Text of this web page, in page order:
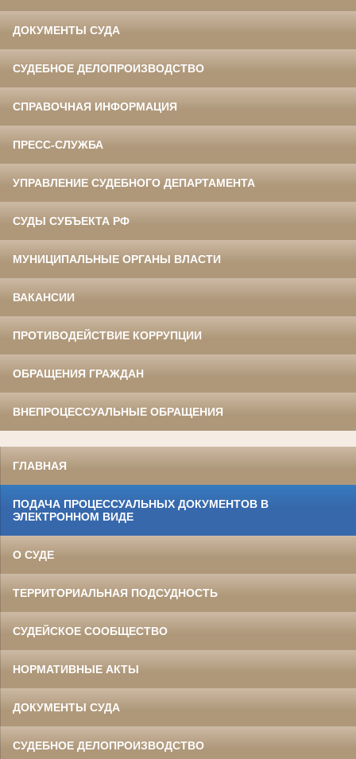
ДОКУМЕНТЫ СУДА
СУДЕБНОЕ ДЕЛОПРОИЗВОДСТВО
СПРАВОЧНАЯ ИНФОРМАЦИЯ
ПРЕСС-СЛУЖБА
УПРАВЛЕНИЕ СУДЕБНОГО ДЕПАРТАМЕНТА
СУДЫ СУБЪЕКТА РФ
МУНИЦИПАЛЬНЫЕ ОРГАНЫ ВЛАСТИ
ВАКАНСИИ
ПРОТИВОДЕЙСТВИЕ КОРРУПЦИИ
ОБРАЩЕНИЯ ГРАЖДАН
ВНЕПРОЦЕССУАЛЬНЫЕ ОБРАЩЕНИЯ
ГЛАВНАЯ
ПОДАЧА ПРОЦЕССУАЛЬНЫХ ДОКУМЕНТОВ В
ЭЛЕКТРОННОМ ВИДЕ
О СУДЕ
ТЕРРИТОРИАЛЬНАЯ ПОДСУДНОСТЬ
СУДЕЙСКОЕ СООБЩЕСТВО
НОРМАТИВНЫЕ АКТЫ
ДОКУМЕНТЫ СУДА
СУДЕБНОЕ ДЕЛОПРОИЗВОДСТВО